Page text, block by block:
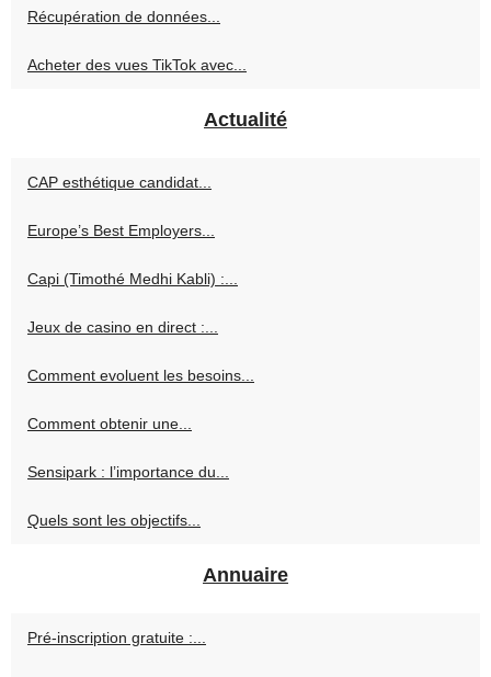
Récupération de données...
Acheter des vues TikTok avec...
Actualité
CAP esthétique candidat...
Europe’s Best Employers...
Capi (Timothé Medhi Kabli) :...
Jeux de casino en direct :...
Comment evoluent les besoins...
Comment obtenir une...
Sensipark : l’importance du...
Quels sont les objectifs...
Annuaire
Pré-inscription gratuite :...